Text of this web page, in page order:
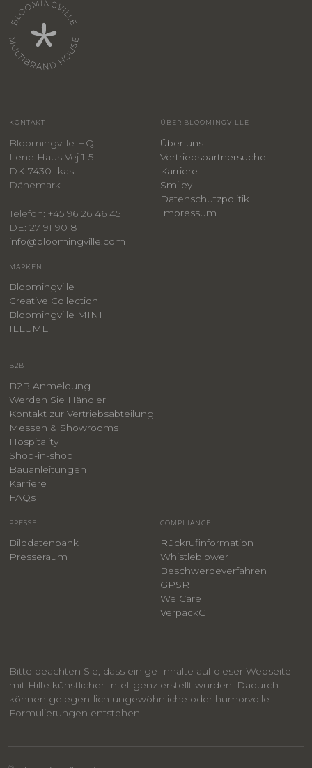
KONTAKT
Bloomingville HQ
Lene Haus Vej 1-5
DK-7430 Ikast
Dänemark
Telefon: +45 96 26 46 45
DE: 27 91 90 81
info@bloomingville.com
ÜBER BLOOMINGVILLE
Über uns
Vertriebspartnersuche
Karriere
Smiley
​Datenschutzpolitik
Impressum
MARKEN
Bloomingville
Creative Collection
Bloomingville MINI
ILLUME
B2B
B2B Anmeldung
Werden Sie Händler
Kontakt zur Vertriebsabteilung
Messen & Showrooms
Hospitality
Shop-in-shop
Bauanleitungen
​Karriere
FAQs
PRESSE
Bilddatenbank
Presseraum
COMPLIANCE
Rückrufinformation
Whistleblower
​Beschwerdeverfahren
GPSR
We Care
VerpackG
Bitte beachten Sie, dass einige Inhalte auf dieser Webseite
mit Hilfe künstlicher Intelligenz erstellt wurden. Dadurch
können gelegentlich ungewöhnliche oder humorvolle
Formulierungen entstehen.